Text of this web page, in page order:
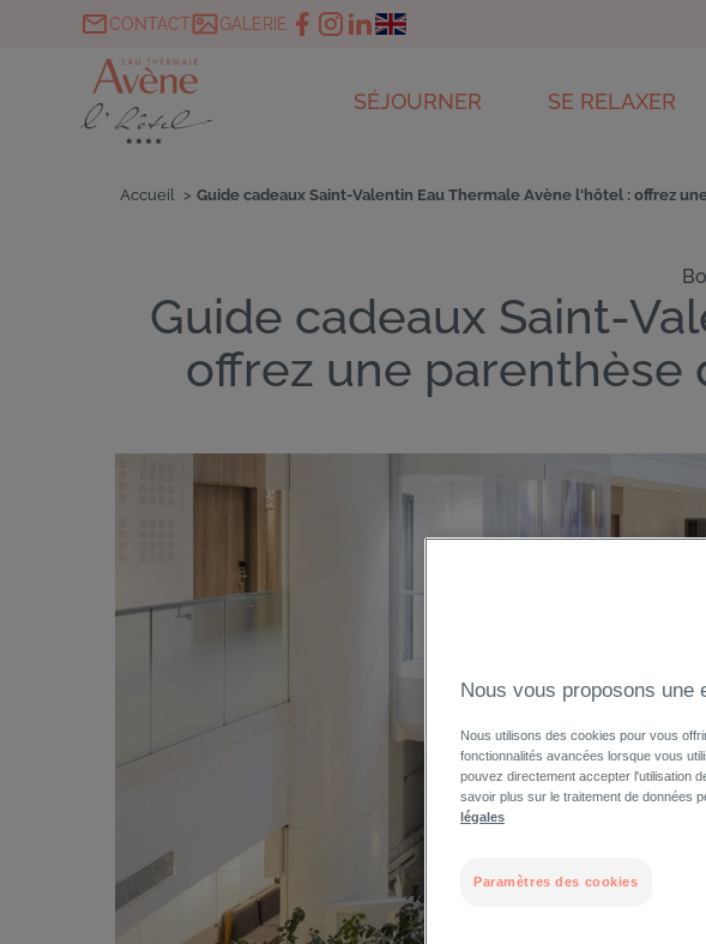
Navigation
secondaire
CONTACT GALERIE
Main
navigation
SÉJOURNER
RESTAURANT
SE RELAXER
SPA THERMAL
Accueil Guide cadeaux Saint-Valentin Eau Thermale Avène l'hôtel : offrez
Guide cadeaux Saint-
offrez une
Nous vous proposons une
Nous utilisons des cookies pour vous
fonctionnalités avancées lorsque vous
pouvez directement accepter l'utilisation
savoir plus sur le traitement de données
légales
Paramètres des cookies